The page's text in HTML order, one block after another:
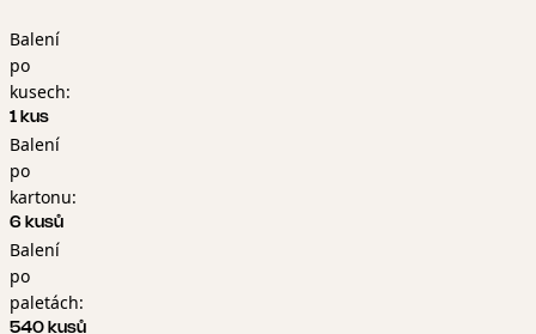
Balení
po
kusech:
1 kus
Balení
po
kartonu:
6 kusů
Balení
po
paletách:
540 kusů